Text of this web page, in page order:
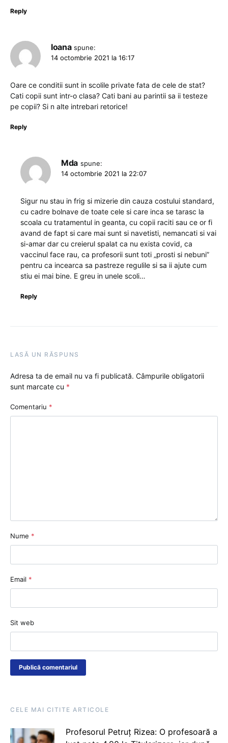
Reply
Ioana spune:
14 octombrie 2021 la 16:17
Oare ce conditii sunt in scolile private fata de cele de stat?
Cati copii sunt intr-o clasa? Cati bani au parintii sa ii testeze
pe copii? Si n alte intrebari retorice!
Reply
Mda spune:
14 octombrie 2021 la 22:07
Sigur nu stau in frig si mizerie din cauza costului standard,
cu cadre bolnave de toate cele si care inca se tarasc la
scoala cu tratamentul in geanta, cu copii raciti sau ce or fi
avand de fapt si care mai sunt si navetisti, nemancati si vai
si-amar dar cu creierul spalat ca nu exista covid, ca
vaccinul face rau, ca profesorii sunt toti „prosti si nebuni”
pentru ca incearca sa pastreze regulile si sa ii ajute cum
stiu ei mai bine. E greu in unele scoli…
Reply
LASĂ UN RĂSPUNS
Adresa ta de email nu va fi publicată. Câmpurile obligatorii
sunt marcate cu *
Comentariu *
Nume *
Email *
Sit web
CELE MAI CITITE ARTICOLE
Profesorul Petruț Rizea: O profesoară a